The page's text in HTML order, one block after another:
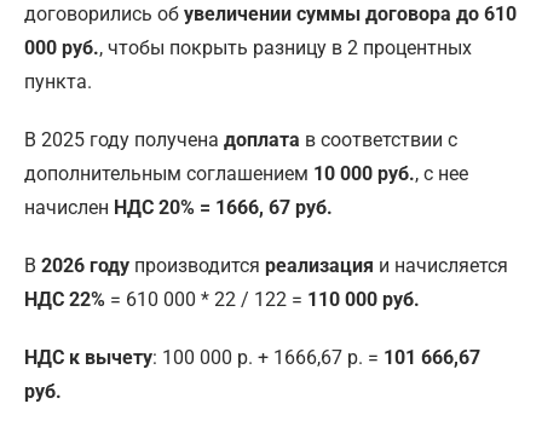
договорились об увеличении суммы договора до 610
000 руб., чтобы покрыть разницу в 2 процентных
пункта.
В 2025 году получена доплата в соответствии с
дополнительным соглашением 10 000 руб., с нее
начислен НДС 20% = 1666, 67 руб.
В 2026 году производится реализация и начисляется
НДС 22% = 610 000 * 22 / 122 = 110 000 руб.
НДС к вычету: 100 000 р. + 1666,67 р. = 101 666,67
руб.